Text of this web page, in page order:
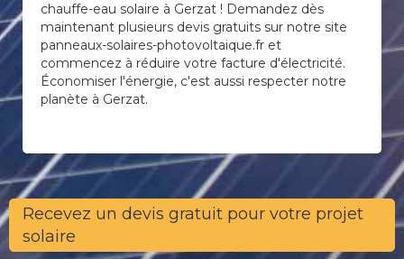
chauffe-eau solaire à Gerzat ! Demandez dès
maintenant plusieurs devis gratuits sur notre site
panneaux-solaires-photovoltaique.fr et
commencez à réduire votre facture d'électricité.
Économiser l'énergie, c'est aussi respecter notre
planète à Gerzat.
Recevez un devis gratuit pour votre projet
solaire